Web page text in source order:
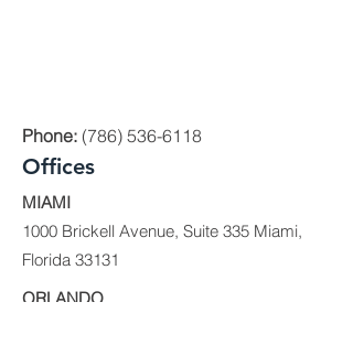
Phone: (786) 536-6118
Offices
MIAMI
1000 Brickell Avenue, Suite 335 Miami,
Florida 33131
ORLANDO